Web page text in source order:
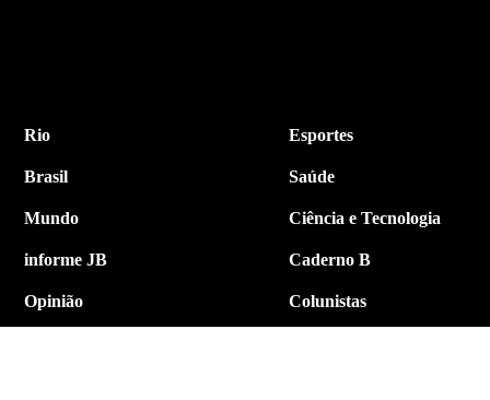
Rio
Brasil
Mundo
informe JB
Opinião
Esportes
Saúde
Ciência e Tecnologia
Caderno B
Colunistas